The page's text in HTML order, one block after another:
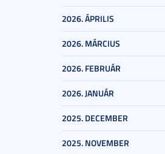
2026. ÁPRILIS
2026. MÁRCIUS
2026. FEBRUÁR
2026. JANUÁR
2025. DECEMBER
2025. NOVEMBER